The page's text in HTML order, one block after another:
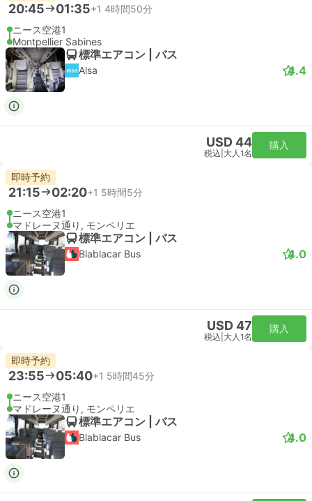
20:45 01:35+1 4時間50分
ニース空港1
Montpellier Sabines
標準エアコン | バス
Alsa 4.4
USD 44
税込 大人1名
購入
即時予約
21:15 02:20+1 5時間5分
ニース空港1
マドレーヌ通り, モンペリエ
標準エアコン | バス
Blablacar Bus 4.0
USD 47
税込 大人1名
購入
即時予約
23:55 05:40+1 5時間45分
ニース空港1
マドレーヌ通り, モンペリエ
標準エアコン | バス
Blablacar Bus 4.0